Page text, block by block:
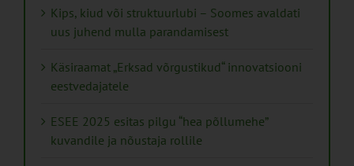
Kips, kiud või struktuurlubi – Soomes avaldati
uus juhend mulla parandamisest
Käsiraamat „Erksad võrgustikud“ innovatsiooni
eestvedajatele
ESEE 2025 esitas pilgu “hea põllumehe”
kuvandile ja nõustaja rollile